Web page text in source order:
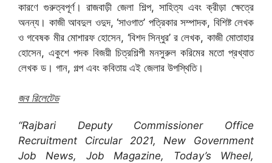
কারণে গুরুত্বপূর্ণ। রাজবাড়ী জেলা শিল্প, সাহিত্য এবং ক্রীড়া ক্ষেত্রে
অনন্য। কাজী আবদুল ওদুদ, ‘সাওগাত’ পত্রিকার সম্পাদক, বিশিষ্ট লেখক
ও গবেষক মীর মোশারফ হোসেন, ‘বিশদ সিন্ধুর’ র লেখক, কাজী মোতাহার
হোসেন, একুশে পদক বিজয়ী চিত্রশিল্পী মনসুরুল করিমের মতো প্রখ্যাত
লেখক ড। গান, গল্প এবং কবিতায় এই জেলার উপস্থিতি।
জব রিলেটেড
“Rajbari Deputy Commissioner Office
Recruitment Circular 2021, New Government
Job News, Job Magazine, Today’s Wheel,